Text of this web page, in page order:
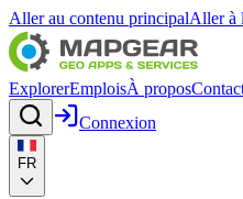
Aller au contenu principalAller à
ExplorerEmploisÀ propos
Connexion
FR